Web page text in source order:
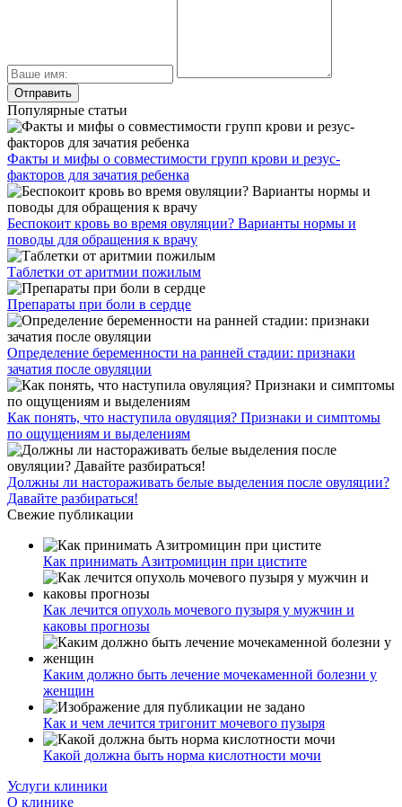
Популярные статьи
Факты и мифы о совместимости групп крови и резус-
факторов для зачатия ребенка
Беспокоит кровь во время овуляции? Варианты нормы и
поводы для обращения к врачу
Таблетки от аритмии пожилым
Препараты при боли в сердце
Определение беременности на ранней стадии: признаки
зачатия после овуляции
Как понять, что наступила овуляция? Признаки и симптомы
по ощущениям и выделениям
Должны ли настораживать белые выделения после овуляции?
Давайте разбираться!
Свежие публикации
Как принимать Азитромицин при цистите
Как лечится опухоль мочевого пузыря у мужчин и
каковы прогнозы
Каким должно быть лечение мочекаменной болезни у
женщин
Как и чем лечится тригонит мочевого пузыря
Какой должна быть норма кислотности мочи
Услуги клиники
О клинике